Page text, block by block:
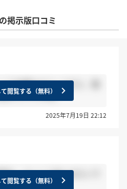
掲示版口コミ
て綺麗なオフィスだと、働
さそうですね。
閲覧する（無料）
2025年7月19日 22:12
も、けっこう多いみたいで
閲覧する（無料）